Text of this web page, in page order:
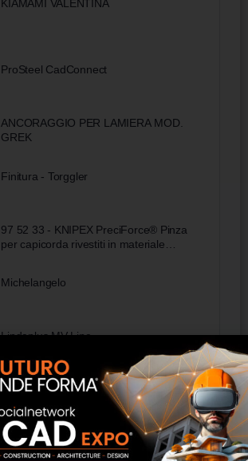
KIAMAMI VALENTINA
ProSteel CadConnect
ANCORAGGIO PER LAMIERA MOD.
GREK
Finitura - Torggler
97 52 33 - KNIPEX PreciForce® Pinza
per capicorda rivestiti in materiale
Michelangelo
Lindaplus MV Line
Classuno
AV3 Phoebe